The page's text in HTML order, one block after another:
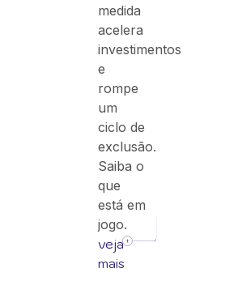
medida
acelera
investimentos
e
rompe
um
ciclo de
exclusão.
Saiba o
que
está em
jogo.
veja
mais